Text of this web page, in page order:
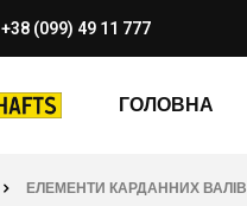
+38 (099) 49 11 777
ГОЛОВНА
ЕЛЕМЕНТИ КАРДАННИХ ВАЛІВ